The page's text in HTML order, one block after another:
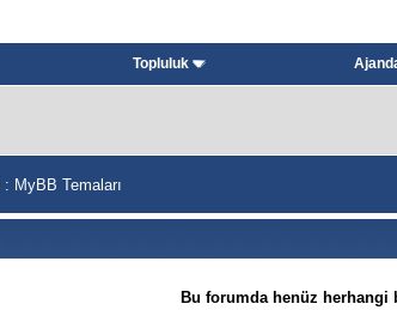
Topluluk
: MyBB Temaları
Bu forumda henüz herhangi